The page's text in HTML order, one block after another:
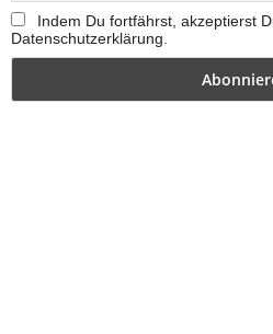
Indem Du fortfährst, akzeptierst
Datenschutzerklärung.